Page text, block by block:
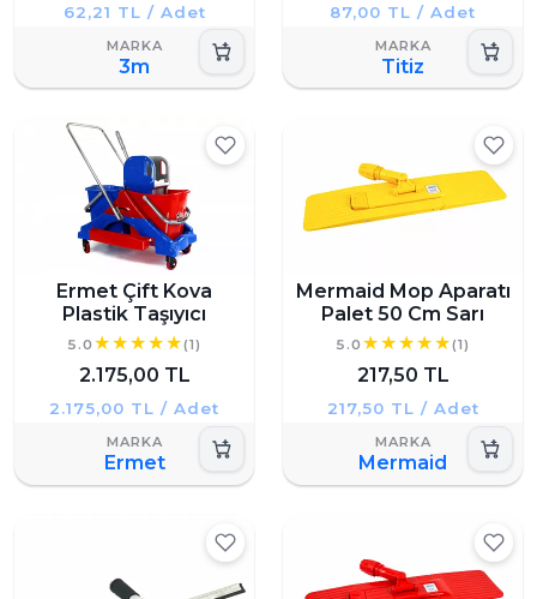
62,21 TL / Adet
3m
87,00 TL / Adet
Titiz
Ermet Çift Kova
Plastik Taşıyıcı
5.0 (1)
2.175,00 TL
2.175,00 TL / Adet
Ermet
Mermaid Mop Aparatı
Palet 50 Cm Sarı
5.0 (1)
217,50 TL
217,50 TL / Adet
Mermaid